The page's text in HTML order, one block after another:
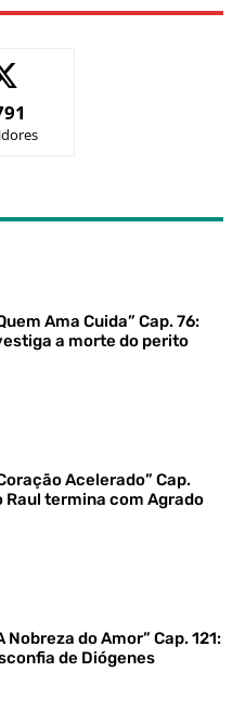
Ama Cuida” Cap. 76:
a morte do perito
Acelerado” Cap.
Raul termina com Agrado
Nobreza do Amor” Cap. 121:
de Diógenes